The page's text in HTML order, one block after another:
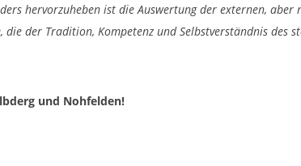
hervorzuheben ist die Auswertung der externen,
der Tradition, Kompetenz und Selbstverständnis des
und Nohfelden!